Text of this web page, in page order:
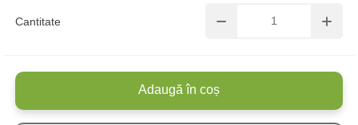
Cantitate
Adaugă în coș